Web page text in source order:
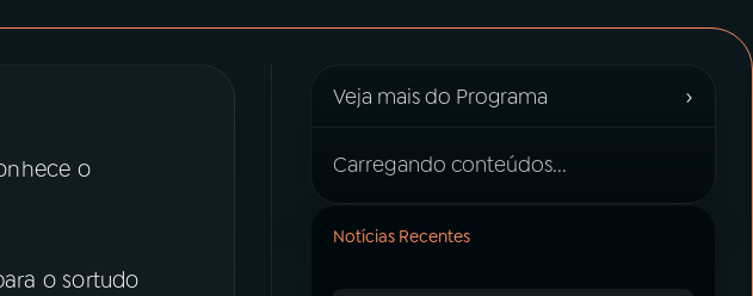
o
o sortudo
Veja mais do Programa ›
Carregando conteúdos...
Notícias Recentes